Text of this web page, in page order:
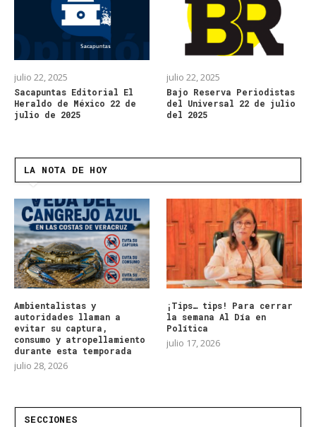
julio 22, 2025
Sacapuntas Editorial El
Heraldo de México 22 de
julio de 2025
julio 22, 2025
Bajo Reserva Periodistas
del Universal 22 de julio
del 2025
LA NOTA DE HOY
Ambientalistas y
autoridades llaman a
evitar su captura,
consumo y atropellamiento
durante esta temporada
julio 28, 2026
¡Tips… tips! Para cerrar
la semana Al Día en
Política
julio 17, 2026
SECCIONES